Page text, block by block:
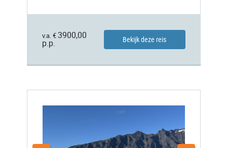
v.a. € 3900,00
p.p.
Bekijk deze reis